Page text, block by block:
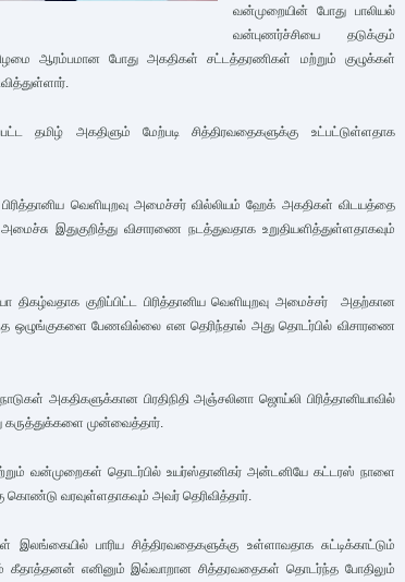
வன்முறையின் போது பாலியல்
வன்புணர்ச்சியை தடுக்கும்
ஆரம்பமான போது அகதிகள் சட்டத்தரணிகள் மற்றும் குழுக்கள்
தமிழ் அகதிளும் மேற்படி சித்திரவதைகளுக்கு உட்பட்டுள்ளதாக
வெளியுறவு அமைச்சர் வில்லியம் ஹேக் அகதிகள் விடயத்தை
இதுகுறித்து விசாரணை நடத்துவதாக உறுதியளித்துள்ளதாகவும்
திகழ்வதாக குறிப்பிட்ட பிரித்தானிய வெளியுறவு அமைச்சர் அதற்கான
ஒழுங்குகளை பேணவில்லை என தெரிந்தால் அது தொடர்பில் விசாரணை
அகதிகளுக்கான பிரதிநிதி அஞ்சலினா ஜொய்லி பிரித்தானியாவில்
கருத்துக்களை முன்வைத்தார்.
வன்முறைகள் தொடர்பில் உயர்ஸ்தானிகர் அன்டனியே கட்டரஸ் நாளை
கொண்டு வரவுள்ளதாகவும் அவர் தெரிவித்தார்.
இலங்கையில் பாரிய சித்திரவதைகளுக்கு உள்ளாவதாக சுட்டிக்காட்டும்
கீதாத்தனன் எனினும் இவ்வாறான சித்தரவதைகள் தொடர்ந்த போதிலும்